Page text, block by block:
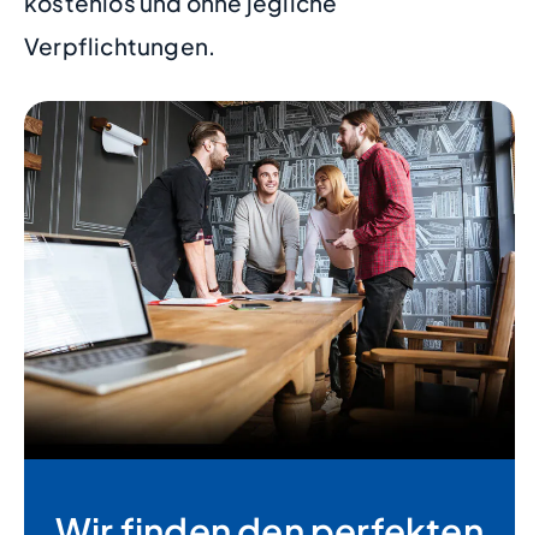
Verpflichtungen.